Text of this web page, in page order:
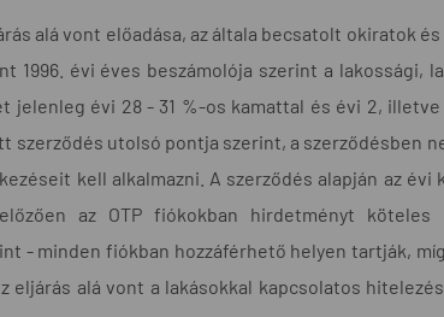
alá vont előadása, az általa becsatolt okiratok
1996. évi éves beszámolója szerint a lakossági,
jelenleg évi 28 - 31 %-os kamattal és évi 2,
szerződés utolsó pontja szerint, a szerződésben
kell alkalmazni. A szerződés alapján az évi
az OTP fiókokban hirdetményt köteles
- minden fiókban hozzáférhető helyen tartják,
eljárás alá vont a lakásokkal kapcsolatos